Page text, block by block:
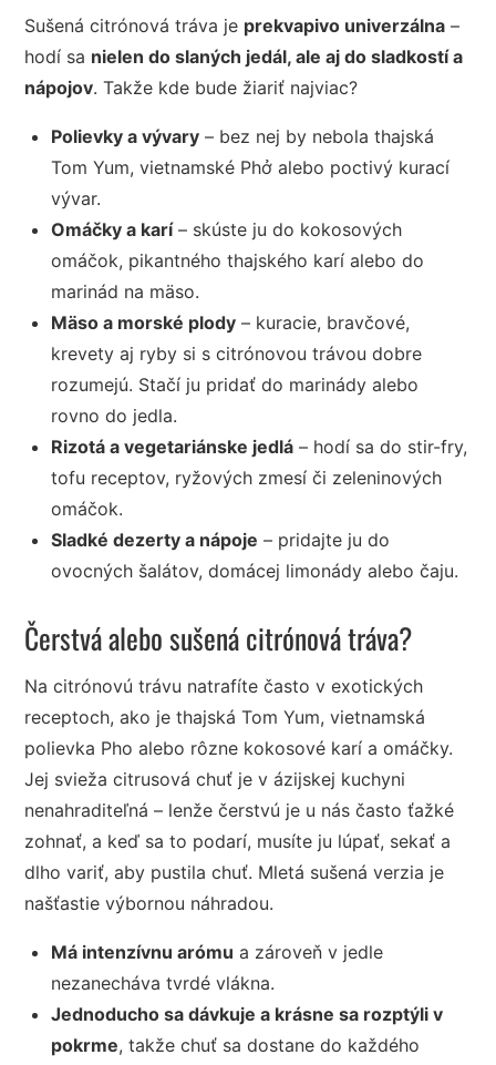
Sušená citrónová tráva je prekvapivo univerzálna –
hodí sa nielen do slaných jedál, ale aj do sladkostí a
nápojov. Takže kde bude žiariť najviac?
Polievky a vývary – bez nej by nebola thajská
Tom Yum, vietnamské Phở alebo poctivý kurací
vývar.
Omáčky a karí– skúste ju do kokosových
omáčok, pikantného thajského karí alebo do
marinád na mäso.
Mäso a morské plody – kuracie, bravčové,
krevety aj ryby si s citrónovou trávou dobre
rozumejú. Stačí ju pridať do marinády alebo
rovno do jedla.
Rizotá a vegetariánske jedlá – hodí sa do stir-fry,
tofu receptov, ryžových zmesí či zeleninových
omáčok.
Sladké dezerty a nápoje – pridajte ju do
ovocných šalátov, domácej limonády alebo čaju.
Čerstvá alebo sušená citrónová tráva?
Na citrónovú trávu natrafíte často v exotických
receptoch, ako je thajská Tom Yum, vietnamská
polievka Pho alebo rôzne kokosové karí a omáčky.
Jej svieža citrusová chuť je v ázijskej kuchyni
nenahraditeľná – lenže čerstvú je u nás často ťažké
zohnať, a keď sa to podarí, musíte ju lúpať, sekať a
dlho variť, aby pustila chuť. Mletá sušená verzia je
našťastie výbornou náhradou.
Má intenzívnu arómu a zároveň v jedle
nezanecháva tvrdé vlákna.
Jednoducho sa dávkuje a krásne sa rozptýli v
pokrme, takže chuť sa dostane do každého